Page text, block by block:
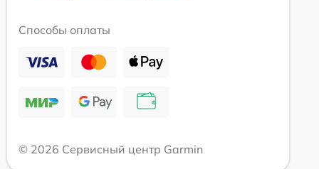
Способы оплаты
© 2026 Сервисный центр Garmin